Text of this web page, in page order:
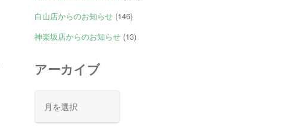
白山店からのお知らせ (146)
神楽坂店からのお知らせ (13)
アーカイブ
カ